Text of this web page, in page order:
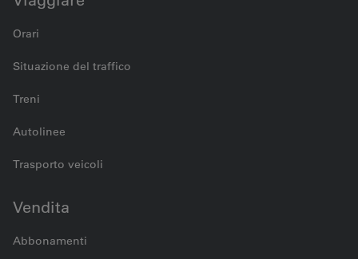
Orari
Situazione del traffico
Treni
Autolinee
Trasporto veicoli
Vendita
Abbonamenti